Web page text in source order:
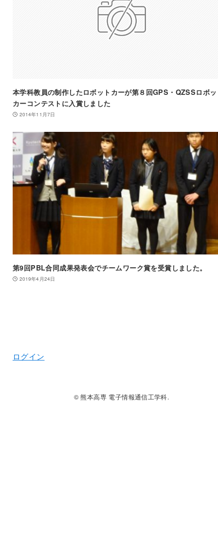
本学科教員の制作したロボットカーが第８回GPS・QZSSロボ
カーコンテストに入賞しました
2014年11月7日
第9回PBL合同成果発表会でチームワーク賞を受賞しました。
2019年4月24日
ログイン
© 熊本高専 電子情報通信工学科.